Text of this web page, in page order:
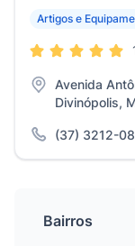
Artigos e
Avenida
Divinópolis,
(37) 3212-
Bairros